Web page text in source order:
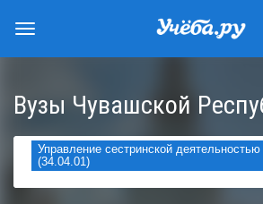
Вузы Чувашской
Управление сестринской деятельностью
(34.04.01)